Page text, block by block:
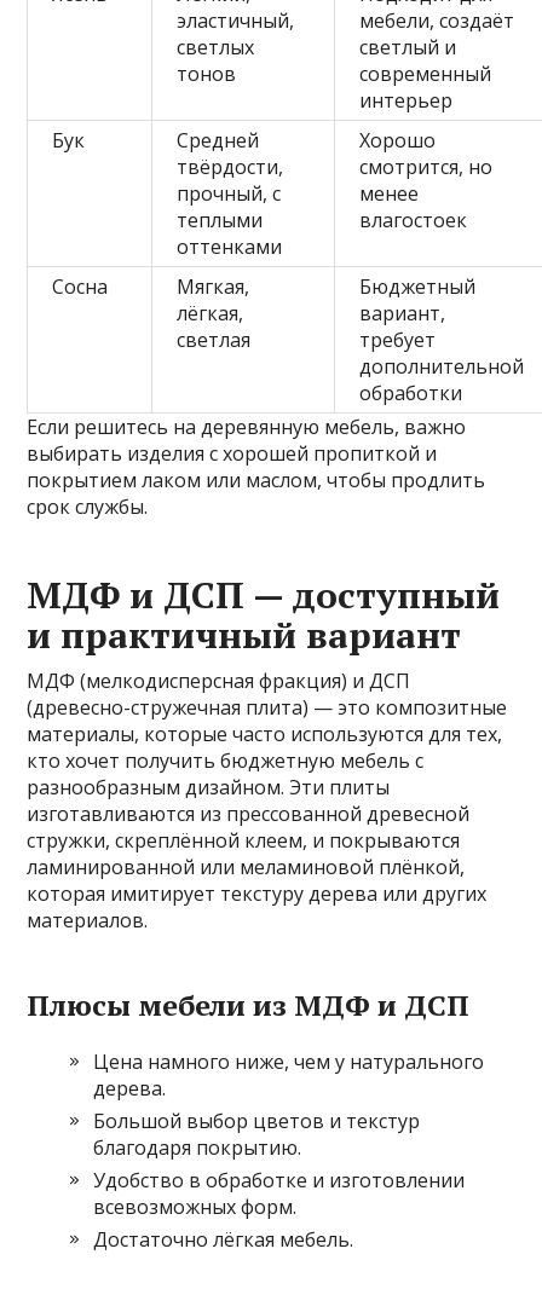
эластичный,
светлых
тонов
мебели, создаёт
светлый и
современный
интерьер
Бук
Средней
твёрдости,
прочный, с
теплыми
оттенками
Хорошо
смотрится, но
менее
влагостоек
Сосна
Мягкая,
лёгкая,
светлая
Бюджетный
вариант,
требует
дополнительной
обработки
Если решитесь на деревянную мебель, важно
выбирать изделия с хорошей пропиткой и
покрытием лаком или маслом, чтобы продлить
срок службы.
МДФ и ДСП — доступный
и практичный вариант
МДФ (мелкодисперсная фракция) и ДСП
(древесно-стружечная плита) — это композитные
материалы, которые часто используются для тех,
кто хочет получить бюджетную мебель с
разнообразным дизайном. Эти плиты
изготавливаются из прессованной древесной
стружки, скреплённой клеем, и покрываются
ламинированной или меламиновой плёнкой,
которая имитирует текстуру дерева или других
материалов.
Плюсы мебели из МДФ и ДСП
Цена намного ниже, чем у натурального
дерева.
Большой выбор цветов и текстур
благодаря покрытию.
Удобство в обработке и изготовлении
всевозможных форм.
Достаточно лёгкая мебель.